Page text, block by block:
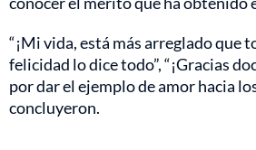
“¡Mi vida, está más arreglado que
felicidad lo dice todo”, “¡Gracias
por dar el ejemplo de amor hacia
concluyeron.